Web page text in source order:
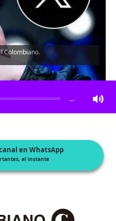
Colombiano.
artículo
…
en WhatsApp
al instante